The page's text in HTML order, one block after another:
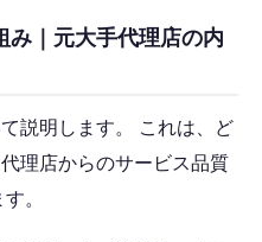
み｜元大手代理店の内
説明します。 これは、ど
理店からのサービス品質
。